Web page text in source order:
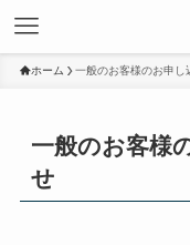
ホーム 一般のお客様のお申し
一般のお客様
せ